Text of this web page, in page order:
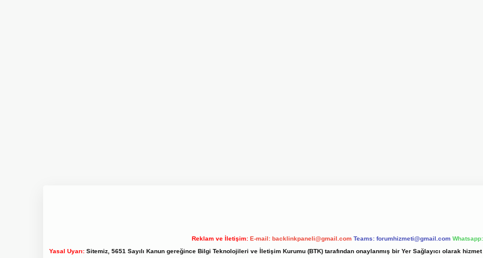
Reklam ve İletişim: E-mail: backlinkpaneli@gmail.com Teams: forumhizmeti@gmail.com
Yasal Uyarı:Sitemiz, 5651 Sayılı Kanun gereğince Bilgi Teknolojileri ve İletişim Kurumu (BTK) tarafından onaylanmış bir Yer Sağlayıcı olarak